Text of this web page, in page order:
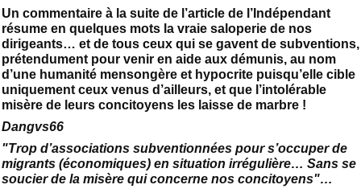
Un commentaire à la suite de l’article de l’Indépendant
résume en quelques mots la vraie saloperie de nos
dirigeants… et de tous ceux qui se gavent de subventions,
prétendument pour venir en aide aux démunis, au nom
d’une humanité mensongère et hypocrite puisqu’elle cible
uniquement ceux venus d’ailleurs, et que l’intolérable
misère de leurs concitoyens les laisse de marbre !
Dangvs66
"Trop d’associations subventionnées pour s’occuper de
migrants (économiques) en situation irrégulière… Sans se
soucier de la misère qui concerne nos concitoyens"…